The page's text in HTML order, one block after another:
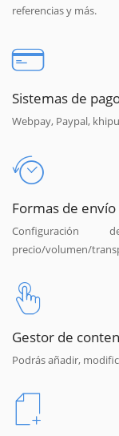
referencias y más.
Sistemas de
Webpay, Paypal,
Formas de envío
precio/volumen/
Gestor de
Podrás añadir,